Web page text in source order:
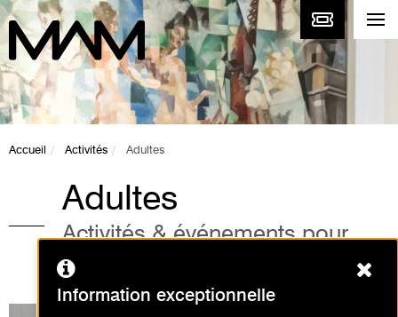
Accueil Activités Adultes
Adultes
Activités & événements pour
adultes au musée
Information exceptionnelle